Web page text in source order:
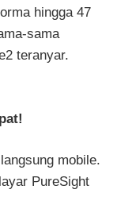
hingga 47
sama
teranyar.
mobile.
PureSight